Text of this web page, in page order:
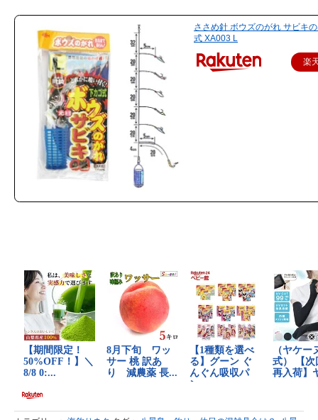
ささめ針 ボウズのがれ サビキ
式 XA003 L
楽